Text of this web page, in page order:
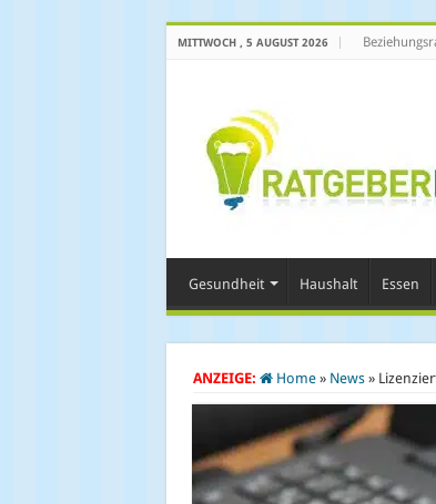
MITTWOCH , 5 AUGUST 2026
Gesundheit Haushalt Essen
ANZEIGE: Home » News »